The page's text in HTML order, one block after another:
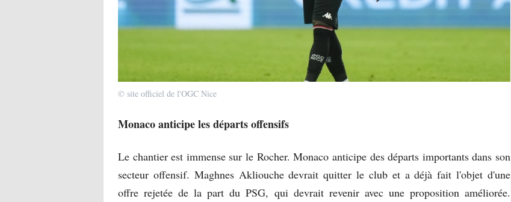
© site officiel de l'OGC Nice
Monaco anticipe les départs offensifs
Le chantier est immense sur le Rocher. Monaco anticipe des départs importants dans son
secteur offensif. Maghnes Akliouche devrait quitter le club et a déjà fait l'objet d'une
offre rejetée de la part du PSG, qui devrait revenir avec une proposition améliorée.